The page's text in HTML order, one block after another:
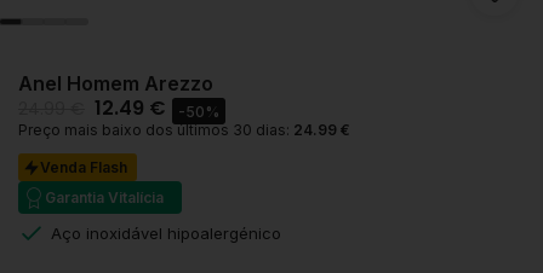
Anel Homem Arezzo
12.49 €
-50%
Preço mais baixo dos últimos 30 dias: 24.99 €
Venda Flash
Garantia Vitalícia
Aço inoxidável hipoalergénico